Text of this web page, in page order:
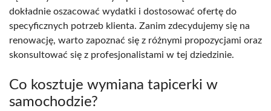
dokładnie oszacować wydatki i dostosować ofertę do
specyficznych potrzeb klienta. Zanim zdecydujemy się na
renowację, warto zapoznać się z różnymi propozycjami oraz
skonsultować się z profesjonalistami w tej dziedzinie.
Co kosztuje wymiana tapicerki w
samochodzie?